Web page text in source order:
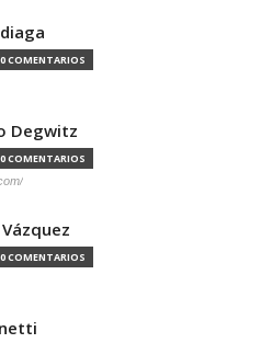
0 COMENTARIOS
Degwitz
0 COMENTARIOS
0 COMENTARIOS